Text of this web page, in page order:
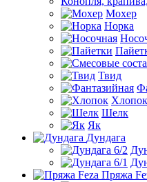
Мохер
Норка
Твид
Хлопок
Шелк
Як
Дундага
Пряжа